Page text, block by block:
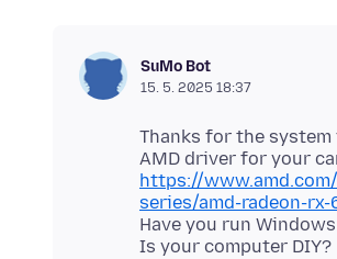
SuMo Bot
15. 5. 2025 18:37
Thanks for the system
https://
series/amd-radeon-
Have you run
Is your computer DIY?